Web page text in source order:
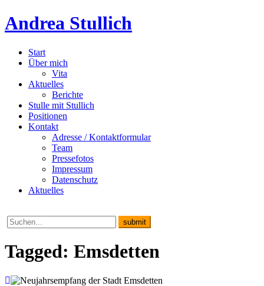
Andrea Stullich
Start
Über mich
Vita
Aktuelles
Berichte
Stulle mit Stullich
Positionen
Kontakt
Adresse / Kontaktformular
Team
Pressefotos
Impressum
Datenschutz
Aktuelles
Tagged: Emsdetten